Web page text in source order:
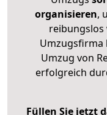
organisieren,
Umzugsfirma
Umzug von
erfolgreich
Füllen Sie jetzt